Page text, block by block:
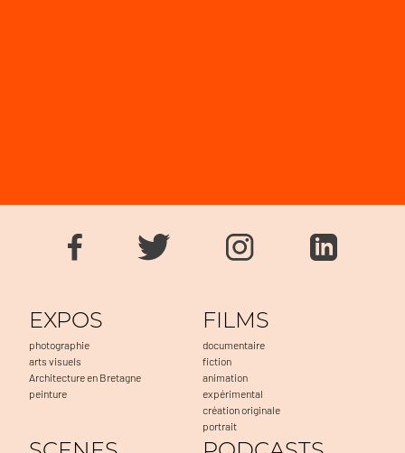
EXPOS
photographie
arts visuels
Architecture en Bretagne
peinture
FILMS
documentaire
fiction
animation
expérimental
création originale
portrait